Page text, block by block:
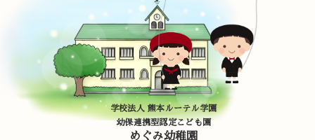
学校法人 熊本ルーテル学園
幼保連携型認定こども園
めぐみ幼稚園